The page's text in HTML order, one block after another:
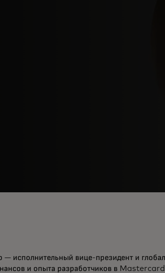
— исполнительный вице-президент и
и опыта разработчиков в